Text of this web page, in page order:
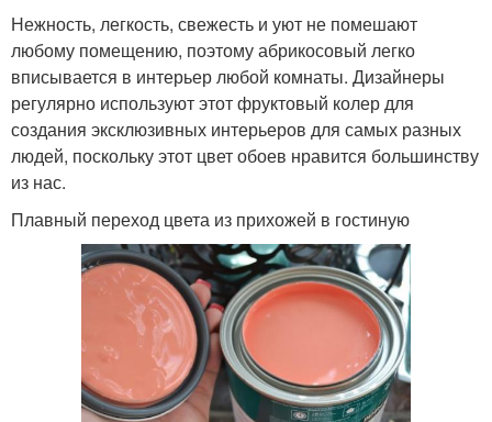
Нежность, легкость, свежесть и уют не помешают
любому помещению, поэтому абрикосовый легко
вписывается в интерьер любой комнаты. Дизайнеры
регулярно используют этот фруктовый колер для
создания эксклюзивных интерьеров для самых разных
людей, поскольку этот цвет обоев нравится большинству
из нас.
Плавный переход цвета из прихожей в гостиную